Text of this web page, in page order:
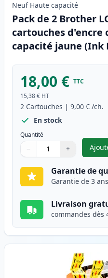
Neuf Haute capacité
Pack de 2 Brother
cartouches
capacité jaune (Ink
18,00 € TTC
15,38 € HT
2 Cartouches | 9,00 € /ch.
En stock
Quantité
Quantité
Utilisez les boutons pour
− +
Quantité
Garantie de
Garantie de 3
Livraison
commandes dès